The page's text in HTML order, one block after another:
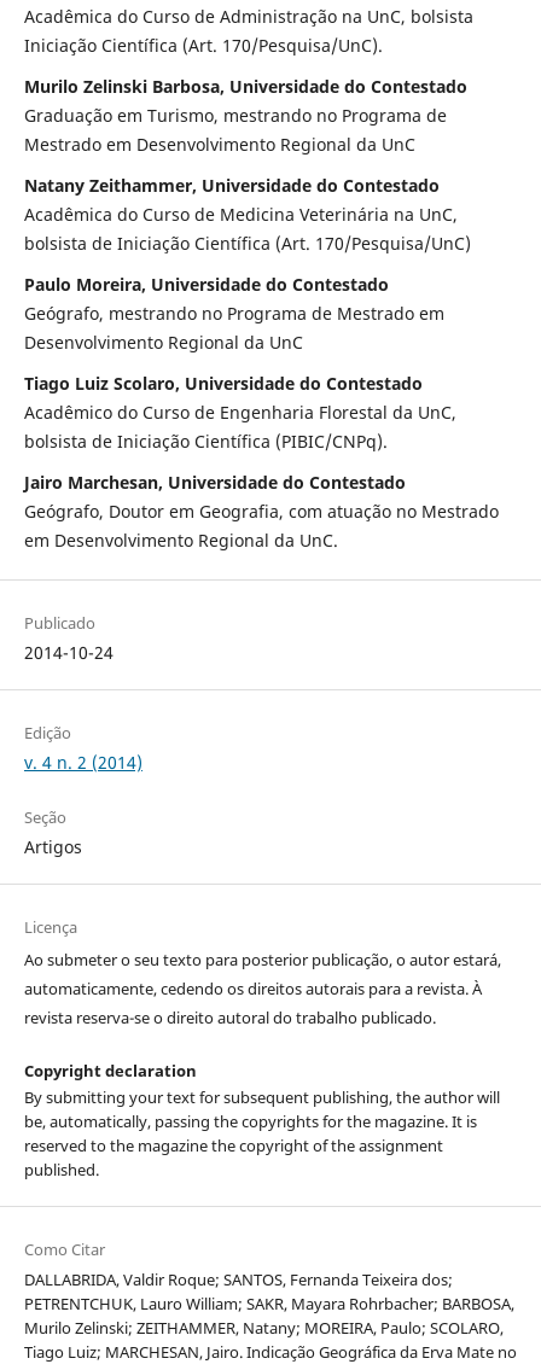
Acadêmica do Curso de Administração na UnC, bolsista
Iniciação Científica (Art. 170/Pesquisa/UnC).
Murilo Zelinski Barbosa, Universidade do Contestado
Graduação em Turismo, mestrando no Programa de
Mestrado em Desenvolvimento Regional da UnC
Natany Zeithammer, Universidade do Contestado
Acadêmica do Curso de Medicina Veterinária na UnC,
bolsista de Iniciação Científica (Art. 170/Pesquisa/UnC)
Paulo Moreira, Universidade do Contestado
Geógrafo, mestrando no Programa de Mestrado em
Desenvolvimento Regional da UnC
Tiago Luiz Scolaro, Universidade do Contestado
Acadêmico do Curso de Engenharia Florestal da UnC,
bolsista de Iniciação Científica (PIBIC/CNPq).
Jairo Marchesan, Universidade do Contestado
Geógrafo, Doutor em Geografia, com atuação no Mestrado
em Desenvolvimento Regional da UnC.
Publicado
2014-10-24
Edição
v. 4 n. 2 (2014)
Seção
Artigos
Licença
Ao submeter o seu texto para posterior publicação, o autor estará,
automaticamente, cedendo os direitos autorais para a revista. À
revista reserva-se o direito autoral do trabalho publicado.
Copyright declaration
By submitting your text for subsequent publishing, the author will
be, automatically, passing the copyrights for the magazine. It is
reserved to the magazine the copyright of the assignment
published.
Como Citar
DALLABRIDA, Valdir Roque; SANTOS, Fernanda Teixeira dos;
PETRENTCHUK, Lauro William; SAKR, Mayara Rohrbacher; BARBOSA,
Murilo Zelinski; ZEITHAMMER, Natany; MOREIRA, Paulo; SCOLARO,
Tiago Luiz; MARCHESAN, Jairo. Indicação Geográfica da Erva Mate no